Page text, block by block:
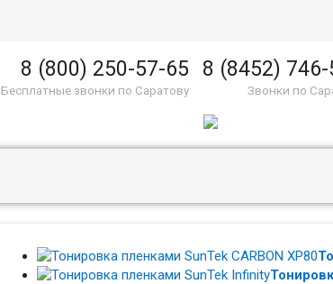
8 (800) 250-57-65
Бесплатные звонки по Саратову
8 (8452)
Звонки по